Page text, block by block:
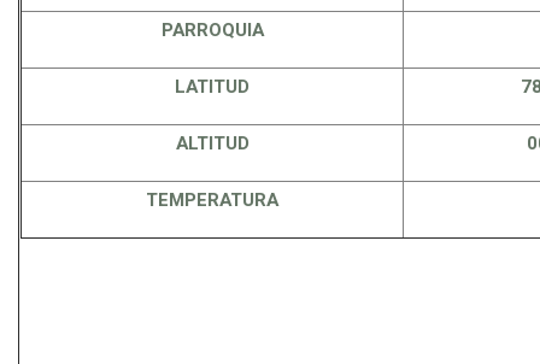
PARROQUIA
LATITUD
ALTITUD
TEMPERATURA